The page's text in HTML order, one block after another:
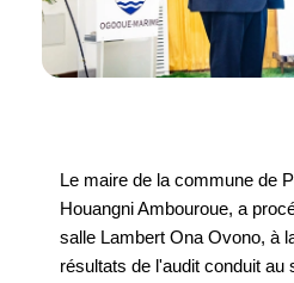
Le maire de la commune de
Houangni Ambouroue, a
salle Lambert Ona Ovono, à
résultats de l'audit conduit au